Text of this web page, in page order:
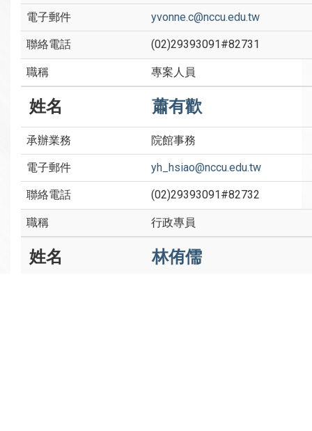
yvonne.c@nccu.edu.tw
(02)29393091#82731
專案人員
蕭有歡
院館事務
yh_hsiao@nccu.edu.tw
(02)29393091#82732
行政專員
林侑儒